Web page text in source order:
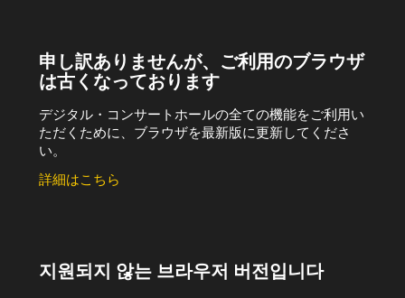
申し訳ありませんが、ご利用のブラウザ
は古くなっております
デジタル・コンサートホールの全ての機能をご利用い
ただくために、ブラウザを最新版に更新してくださ
い。
詳細はこちら
지원되지 않는 브라우저 버전입니다